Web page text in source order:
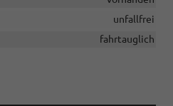
unfallfrei
fahrtauglich